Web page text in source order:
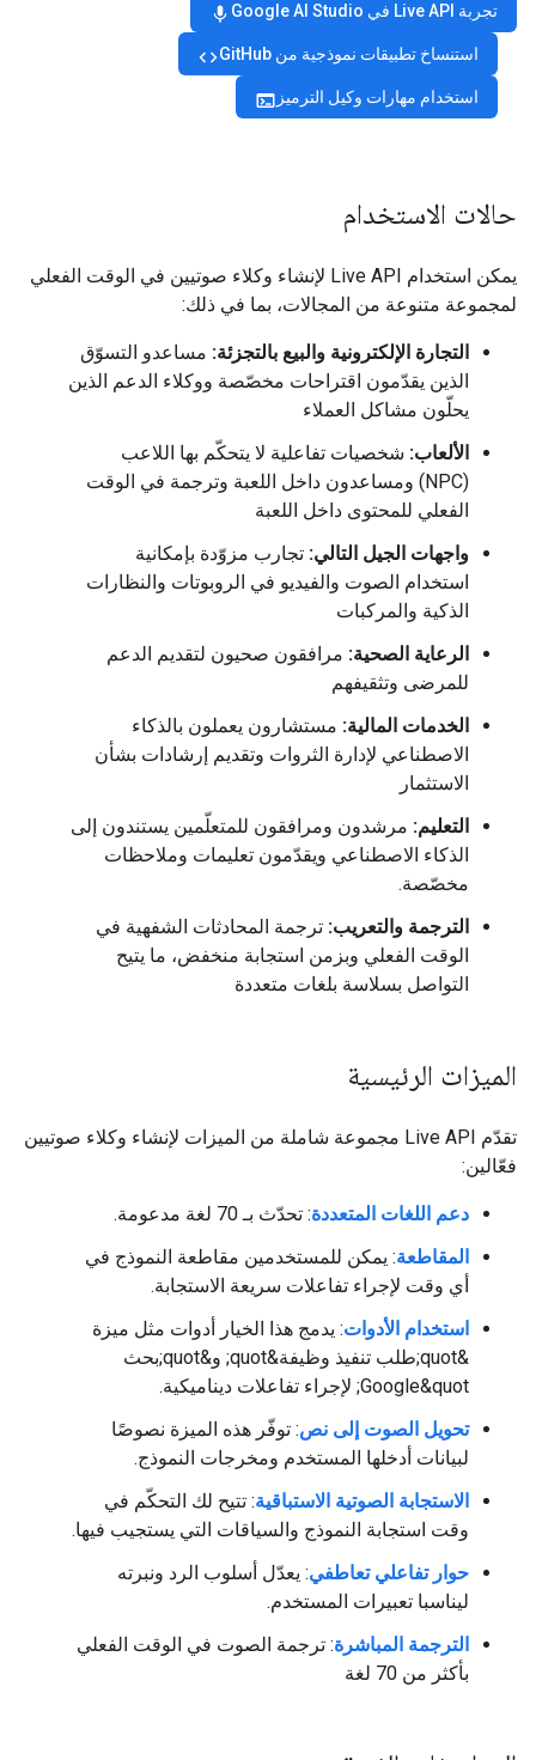
تجربة Live API في Google AI Studio mic
استنساخ تطبيقات نموذجية من GitHub code
استخدام مهارات وكيل الترميز terminal
حالات الاستخدام
يمكن استخدام Live API لإنشاء وكلاء صوتيين في الوقت الفعلي
لمجموعة متنوعة من المجالات، بما في ذلك:
التجارة الإلكترونية والبيع بالتجزئة: مساعدو التسوّق
الذين يقدّمون اقتراحات مخصّصة ووكلاء الدعم الذين
يحلّون مشاكل العملاء
الألعاب: شخصيات تفاعلية لا يتحكّم بها اللاعب
(NPC) ومساعدون داخل اللعبة وترجمة في الوقت
الفعلي للمحتوى داخل اللعبة
واجهات الجيل التالي: تجارب مزوّدة بإمكانية
استخدام الصوت والفيديو في الروبوتات والنظارات
الذكية والمركبات
الرعاية الصحية: مرافقون صحيون لتقديم الدعم
للمرضى وتثقيفهم
الخدمات المالية: مستشارون يعملون بالذكاء
الاصطناعي لإدارة الثروات وتقديم إرشادات بشأن
الاستثمار
التعليم: مرشدون ومرافقون للمتعلّمين يستندون إلى
الذكاء الاصطناعي ويقدّمون تعليمات وملاحظات
مخصّصة.
الترجمة والتعريب: ترجمة المحادثات الشفهية في
الوقت الفعلي وبزمن استجابة منخفض، ما يتيح
التواصل بسلاسة بلغات متعددة
الميزات الرئيسية
تقدّم Live API مجموعة شاملة من الميزات لإنشاء وكلاء صوتيين
فعّالين:
دعم اللغات المتعددة: تحدّث بـ 70 لغة مدعومة.
المقاطعة: يمكن للمستخدمين مقاطعة النموذج في
أي وقت لإجراء تفاعلات سريعة الاستجابة.
استخدام الأدوات: يدمج هذا الخيار أدوات مثل ميزة
&quot;طلب تنفيذ وظيفة&quot; و&quot;بحث
Google&quot; لإجراء تفاعلات ديناميكية.
تحويل الصوت إلى نص: توفّر هذه الميزة نصوصًا
لبيانات أدخلها المستخدم ومخرجات النموذج.
الاستجابة الصوتية الاستباقية: تتيح لك التحكّم في
وقت استجابة النموذج والسياقات التي يستجيب فيها.
حوار تفاعلي تعاطفي: يعدّل أسلوب الرد ونبرته
ليناسبا تعبيرات المستخدم.
الترجمة المباشرة: ترجمة الصوت في الوقت الفعلي
بأكثر من 70 لغة